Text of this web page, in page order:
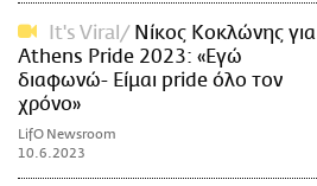
It's Viral
Νίκος Κοκλώνης για
Athens Pride 2023: «Εγώ
διαφωνώ- Είμαι pride όλο τον
χρόνο»
LifO Newsroom
10.6.2023